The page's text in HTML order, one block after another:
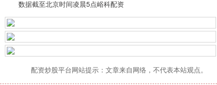
数据截至北京时间凌晨5点峪科配资
配资炒股平台网站提示：文章来自网络，不代表本站观点。